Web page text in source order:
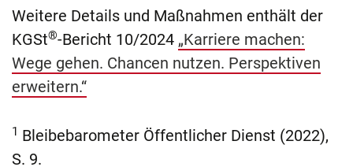
Weitere Details und Maßnahmen enthält der
KGSt®-Bericht 10/2024 „Karriere machen:
Wege gehen. Chancen nutzen. Perspektiven
erweitern.“
1 Bleibebarometer Öffentlicher Dienst (2022),
S. 9.